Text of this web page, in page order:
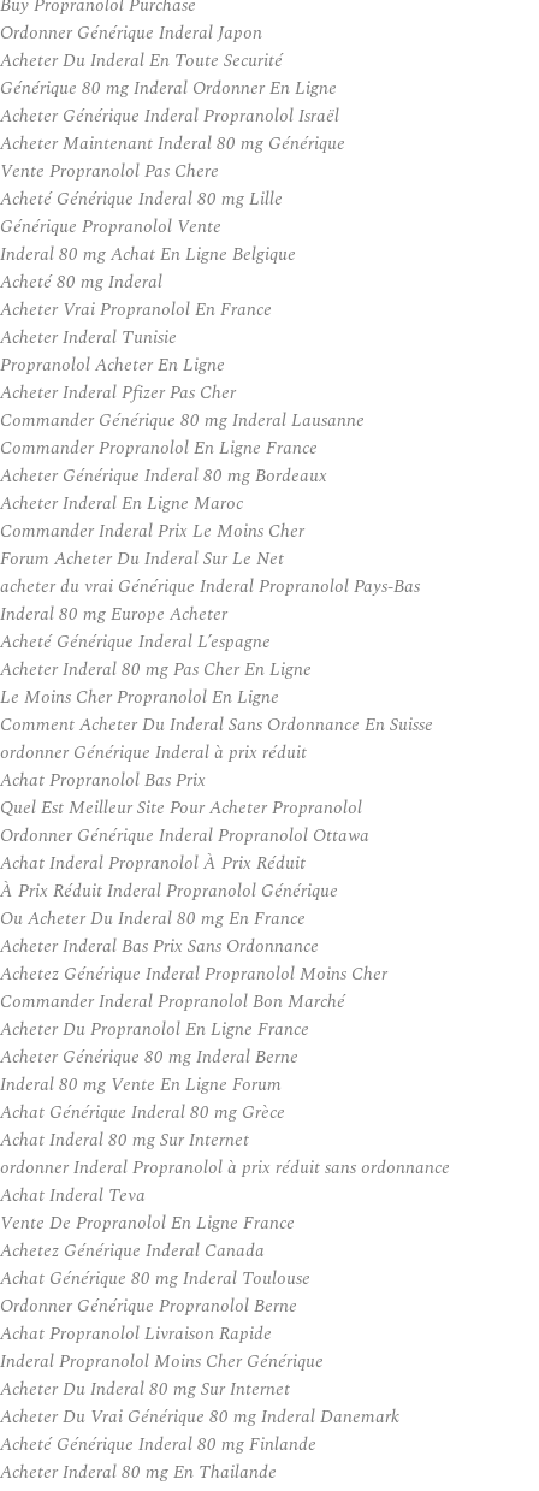
Ordonner Générique Inderal Japon
Acheter Du Inderal En Toute Securité
Générique 80 mg Inderal Ordonner En Ligne
Acheter Générique Inderal Propranolol Israël
Acheter Maintenant Inderal 80 mg Générique
Vente Propranolol Pas Chere
Acheté Générique Inderal 80 mg Lille
Générique Propranolol Vente
Inderal 80 mg Achat En Ligne Belgique
Acheté 80 mg Inderal
Acheter Vrai Propranolol En France
Acheter Inderal Tunisie
Propranolol Acheter En Ligne
Acheter Inderal Pfizer Pas Cher
Commander Générique 80 mg Inderal Lausanne
Commander Propranolol En Ligne France
Acheter Générique Inderal 80 mg Bordeaux
Acheter Inderal En Ligne Maroc
Commander Inderal Prix Le Moins Cher
Forum Acheter Du Inderal Sur Le Net
acheter du vrai Générique Inderal Propranolol Pays-Bas
Inderal 80 mg Europe Acheter
Acheté Générique Inderal L’espagne
Acheter Inderal 80 mg Pas Cher En Ligne
Le Moins Cher Propranolol En Ligne
Comment Acheter Du Inderal Sans Ordonnance En Suisse
ordonner Générique Inderal à prix réduit
Achat Propranolol Bas Prix
Quel Est Meilleur Site Pour Acheter Propranolol
Ordonner Générique Inderal Propranolol Ottawa
Achat Inderal Propranolol À Prix Réduit
À Prix Réduit Inderal Propranolol Générique
Ou Acheter Du Inderal 80 mg En France
Acheter Inderal Bas Prix Sans Ordonnance
Achetez Générique Inderal Propranolol Moins Cher
Commander Inderal Propranolol Bon Marché
Acheter Du Propranolol En Ligne France
Acheter Générique 80 mg Inderal Berne
Inderal 80 mg Vente En Ligne Forum
Achat Générique Inderal 80 mg Grèce
Achat Inderal 80 mg Sur Internet
ordonner Inderal Propranolol à prix réduit sans ordonnance
Achat Inderal Teva
Vente De Propranolol En Ligne France
Achetez Générique Inderal Canada
Achat Générique 80 mg Inderal Toulouse
Ordonner Générique Propranolol Berne
Achat Propranolol Livraison Rapide
Inderal Propranolol Moins Cher Générique
Acheter Du Inderal 80 mg Sur Internet
Acheter Du Vrai Générique 80 mg Inderal Danemark
Acheté Générique Inderal 80 mg Finlande
Acheter Inderal 80 mg En Thailande